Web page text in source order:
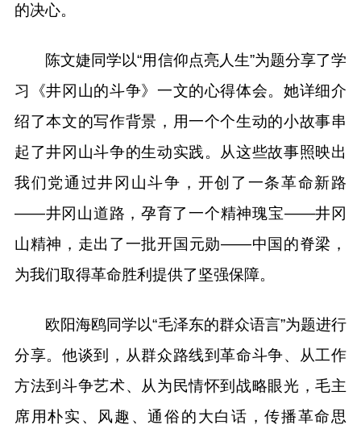
的决心。
陈文婕同学以“用信仰点亮人生”为题分享了学
习《井冈山的斗争》一文的心得体会。她详细介
绍了本文的写作背景，用一个个生动的小故事串
起了井冈山斗争的生动实践。从这些故事照映出
我们党通过井冈山斗争，开创了一条革命新路
——井冈山道路，孕育了一个精神瑰宝——井冈
山精神，走出了一批开国元勋——中国的脊梁，
为我们取得革命胜利提供了坚强保障。
欧阳海鸥同学以“毛泽东的群众语言”为题进行
分享。他谈到，从群众路线到革命斗争、从工作
方法到斗争艺术、从为民情怀到战略眼光，毛主
席用朴实、风趣、通俗的大白话，传播革命思